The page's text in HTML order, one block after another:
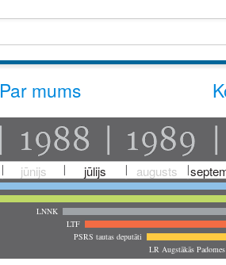
Par mums
jūnijs jūlijs augusts
LNNK
LTF
PSRS tautas deputāti
LR Augstākās